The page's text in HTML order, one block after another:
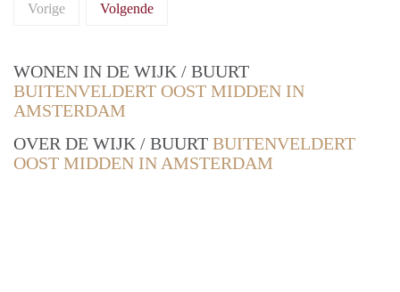
Vorige Volgende
WONEN IN DE WIJK / BUURT
BUITENVELDERT OOST MIDDEN IN
AMSTERDAM
OVER DE WIJK / BUURT BUITENVELDERT
OOST MIDDEN IN AMSTERDAM